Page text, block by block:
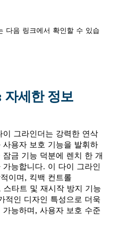
다음 링크에서 확인할 수 있습
세한 정보
그라인더는 강력한 연삭
용자 보호 기능을 발휘하
금 기능 덕분에 렌치 한 개
능합니다. 이 다이 그라인
이며, 킥백 컨트롤
타트 및 재시작 방지 기능
적인 디자인 특성으로 더욱
능하며, 사용자 보호 수준